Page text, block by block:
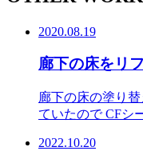
2020.08.19
廊下の床をリ
廊下の床の塗り
ていたので CFシ
2022.10.20